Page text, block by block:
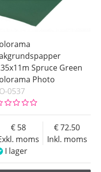
Spruce Green
Photo
0537
moms
58
Inkl. moms
72.50
I lager